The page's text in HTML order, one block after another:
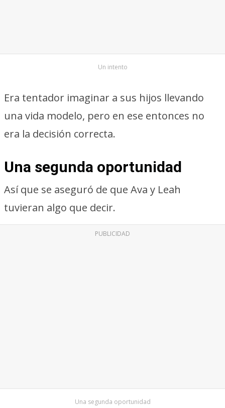
Un intento
Era tentador imaginar a sus hijos llevando
una vida modelo, pero en ese entonces no
era la decisión correcta.
Una segunda oportunidad
Así que se aseguró de que Ava y Leah
tuvieran algo que decir.
PUBLICIDAD
Una segunda oportunidad